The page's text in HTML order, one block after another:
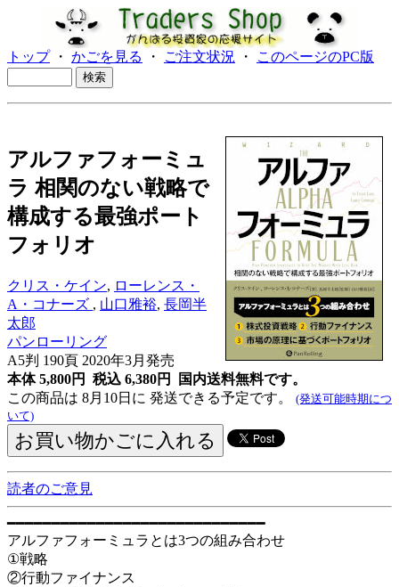
トップ・ かごを見る ・ ご注文状況 ・ このページのPC版
アルファフォーミュ
ラ 相関のない戦略で
構成する最強ポート
フォリオ
クリス・ケイン, ローレンス・
A・コナーズ , 山口雅裕, 長岡半
太郎
パンローリング
A5判 190頁 2020年3月発売
本体 5,800円 税込 6,380円
国内送料無料です。
この商品は 8月10日に 発送できる予定です。 (発送可能時期につ
いて)
読者のご意見
━━━━━━━━━━━━━━━━━━━━━━━━━━━━━
アルファフォーミュラとは3つの組み合わせ
①戦略
②行動ファイナンス